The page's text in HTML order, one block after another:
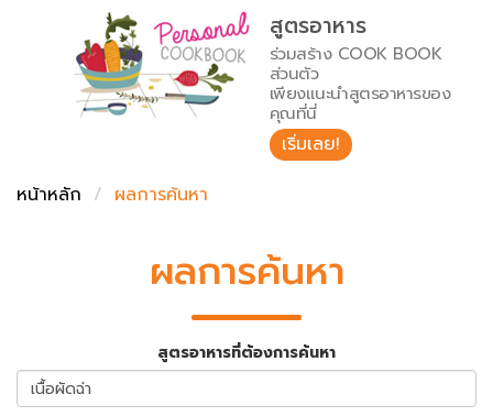
เปรียบเทียบหน่วยการตวง
เปรียบเทียบอุณหภูมิ
เปรียบเทียบน้ำหนักวัตถุดิบ
สร้าง Cookbook
สูตรอาหาร
ร่วมสร้าง COOK BOOK
ส่วนตัว
เพียงแนะนำสูตรอาหารของ
คุณที่นี่
เริ่มเลย!
หน้าหลัก
ผลการค้นหา
ผลการค้นหา
สูตรอาหารที่ต้องการค้นหา